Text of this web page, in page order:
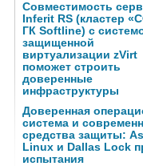
Совместимость
Inferit RS (кластер
ГК Softline) с
защищенной
виртуализации zVirt
поможет строить
доверенные
инфраструктуры
Доверенная
система и
средства защиты:
Linux и Dallas Lock
испытания